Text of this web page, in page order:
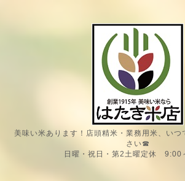
美味い米あります！店頭精米・業務用米、いつ
さい☎
日曜・祝日・第2土曜定休 9:00